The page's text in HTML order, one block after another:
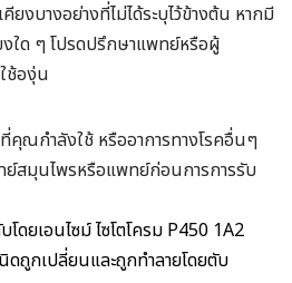
ยงบางอย่างที่ไม่ได้ระบุไว้ข้างต้น หากมี
ใด ๆ โปรดปรึกษาแพทย์หรือผู้
ช้องุ่น
ณกำลังใช้ หรืออาการทางโรคอื่นๆ
สมุนไพรหรือแพทย์ก่อนการการรับ
ดยเอนไซม์ ไซโตโครม P450 1A2
ดถูกเปลี่ยนและถูกทำลายโดยตับ